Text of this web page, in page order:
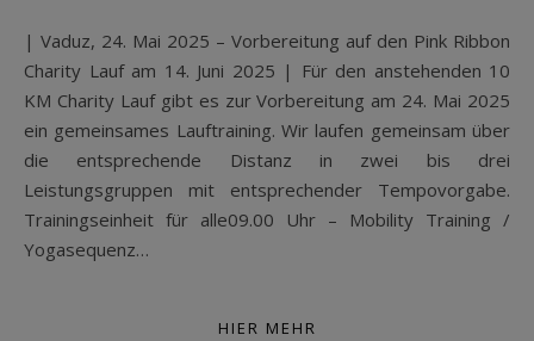
| Vaduz, 24. Mai 2025 – Vorbereitung auf den Pink Ribbon
Charity Lauf am 14. Juni 2025 | Für den anstehenden 10
KM Charity Lauf gibt es zur Vorbereitung am 24. Mai 2025
ein gemeinsames Lauftraining. Wir laufen gemeinsam über
die entsprechende Distanz in zwei bis drei
Leistungsgruppen mit entsprechender Tempovorgabe.
Trainingseinheit für alle09.00 Uhr – Mobility Training /
Yogasequenz…
HIER MEHR